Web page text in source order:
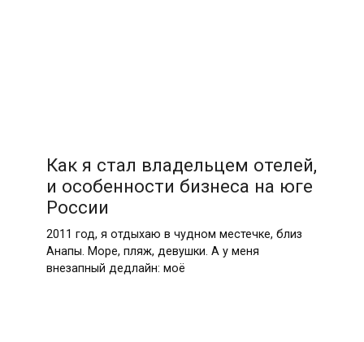
Как я стал владельцем отелей,
и особенности бизнеса на юге
России
2011 год, я отдыхаю в чудном местечке, близ
Анапы. Море, пляж, девушки. А у меня
внезапный дедлайн: моё